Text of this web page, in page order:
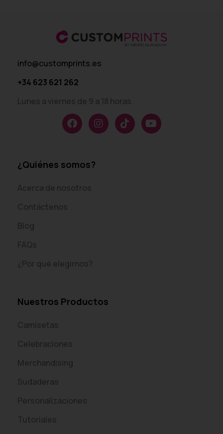
info@customprints.es
+34 623 621 262
Lunes a viernes de 9 a 18 horas
¿Quiénes somos?
Acerca de nosotros
Contáctenos
Blog
FAQs
¿Por qué elegirnos?
Nuestros Productos
Camisetas
Celebraciones
Merchandising
Sudaderas
Personalizaciones
Tutoriales